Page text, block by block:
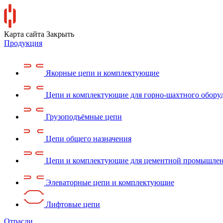
Карта сайта Закрыть
Продукция
Якорные цепи и комплектующие
Цепи и комплектующие для горно-шахтного
Грузоподъёмные цепи
Цепи общего назначения
Цепи и комплектующие для цементной
Элеваторные цепи и комплектующие
Лифтовые цепи
Отрасли